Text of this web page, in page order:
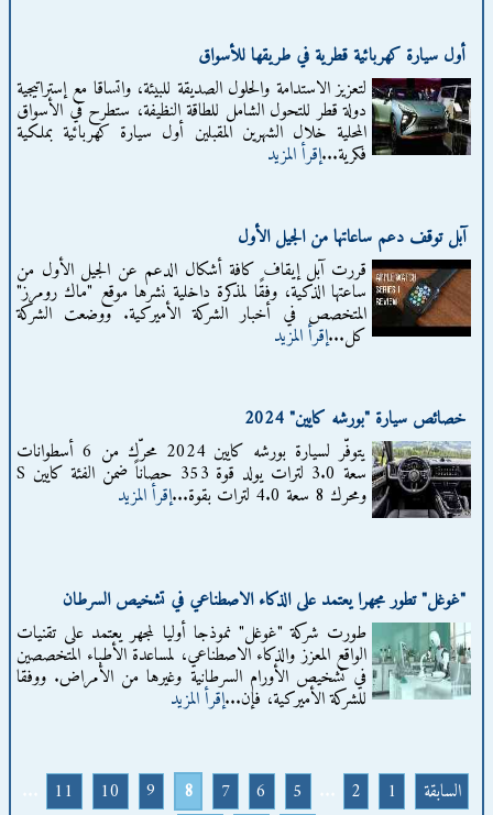
أول سيارة كهربائية قطرية في طريقها للأسواق
لتعزيز الاستدامة والحلول الصديقة للبيئة، واتساقا مع إستراتيجية
دولة قطر للتحول الشامل للطاقة النظيفة، ستطرح في الأسواق
المحلية خلال الشهرين المقبلين أول سيارة كهربائية بملكية
فكرية...إقرأ المزيد
آبل توقف دعم ساعاتها من الجيل الأول
قررت آبل إيقاف كافة أشكال الدعم عن الجيل الأول من
ساعتها الذكية، وفقًا لمذكرة داخلية نشرها موقع "ماك رومرز"
المتخصص في أخبار الشركة الأميركية. ووضعت الشركة
كل...إقرأ المزيد
خصائص سيارة "بورشه كايين" 2024
يتوفّر لسيارة بورشه كايين 2024 محرّك من 6 أسطوانات
سعة 3.0 لترات يولد قوة 353 حصاناً ضمن الفئة كايين S
ومحرك 8 سعة 4.0 لترات بقوة... إقرأ المزيد
"غوغل" تطور مجهرا يعتمد على الذكاء الاصطناعي في تشخيص السرطان
طورت شركة "غوغل" نموذجا أوليا لمجهر يعتمد على تقنيات
الواقع المعزز والذكاء الاصطناعي، لمساعدة الأطباء المتخصصين
في تشخيص الأورام السرطانية وغيرها من الأمراض. ووفقا
للشركة الأميركية، فإن...إقرأ المزيد
السابقة 1
2
5
6
7
8
9
10
11